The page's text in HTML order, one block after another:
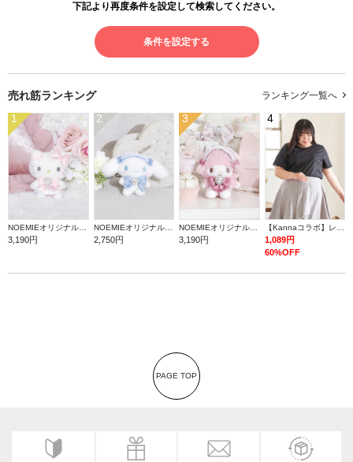
下記より再度条件を設定して検索してください。
条件を設定する
売れ筋ランキング ランキング一覧へ
1
3,190円
2
NOEMIEオリジナル シナモロールぬいぐるみキーホルダー
2,750円
3
3,190円
4
1,089円
60%OFF
PAGE TOP